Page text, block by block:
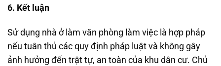
6. Kết luận
Sử dụng nhà ở làm văn phòng làm việc là hợp pháp
nếu tuân thủ các quy định pháp luật và không gây
ảnh hưởng đến trật tự, an toàn của khu dân cư. Chủ